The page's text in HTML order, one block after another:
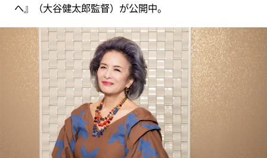
へ』（大谷健太郎監督）が公開中。